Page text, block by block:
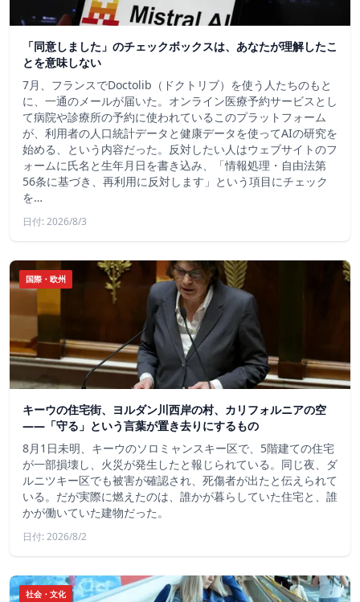
「同意しました」のチェックボックスは、あなたが理解したこ
とを意味しない
7月、フランスでDoctolib（ドクトリブ）を使う人たちのもと
に、一通のメールが届いた。オンライン医療予約サービスとし
て病院や診療所の予約に使われているこのプラットフォーム
が、利用者の人口統計データと健康データを使ってAIの研究を
始める、という内容だった。反対したい人はウェブサイトのフ
ォームに氏名と生年月日を書き込み、「情報処理・自由法第
56条に基づき、再利用に反対します」という項目にチェック
を…
日付: 2026/8/3
国際・欧州
キーウの住宅街、ヨルダン川西岸の村、カリフォルニアの空
——「守る」という言葉が置き去りにするもの
8月1日未明、キーウのソロミャンスキー区で、5階建ての住宅
が一部損壊し、火災が発生したと報じられている。同じ夜、ダ
ルニツキー区でも被害が確認され、死傷者が出たと伝えられて
いる。だが実際に燃えたのは、誰かが暮らしていた住宅と、誰
かが働いていた建物だった。
日付: 2026/8/2
社会・文化